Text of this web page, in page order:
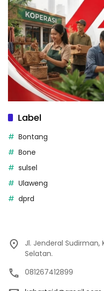
Label
Bontang
Bone
sulsel
Ulaweng
dprd
Jl. Jenderal
Selatan.
081267412899